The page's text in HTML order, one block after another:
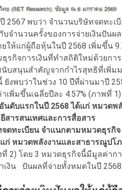
2567 พบว่า จำนวนบริษัทจดทะเ
จำนวนครั้งของการจ่ายเงินปันผ
ห้แก่ผู้ถือหุ้นในปี 2568 เพิ่มขึ้น
กิจการเงินที่ทำสถิติใหม่ด้วยการ
บสนุนสำคัญจากกำไรสุทธิที่เพิ่ม
งพบว่าในช่วง 10 ปีที่ผ่านมาปี
พิ่มขึ้นเฉลี่ยปีละ 4.57% (ภาพที่ 1)
ดับแรกในปี 2568 ได้แก่ หมวดพ
ารสนเทศและการสื่อสาร
ดทะเบียน จำแนกตามหมวดธุรกิ
ก่ หมวดพลังงานและสาธารณูปโ
ที่ 2) โดย 3 หมวดธุรกิจนี้มีมูลค่าก
เงิน ปันผลที่จ่ายทั้งหมดในปี 2568